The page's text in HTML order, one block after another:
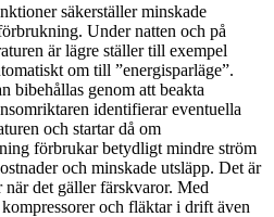
säkerställer minskade
Under natten och på
är lägre ställer till exempel
om till ”energisparläge”.
bibehållas genom att beakta
identifierar eventuella
och startar då om
förbrukar betydligt mindre ström
och minskade utsläpp. Det är
det gäller färskvaror. Med
och fläktar i drift även